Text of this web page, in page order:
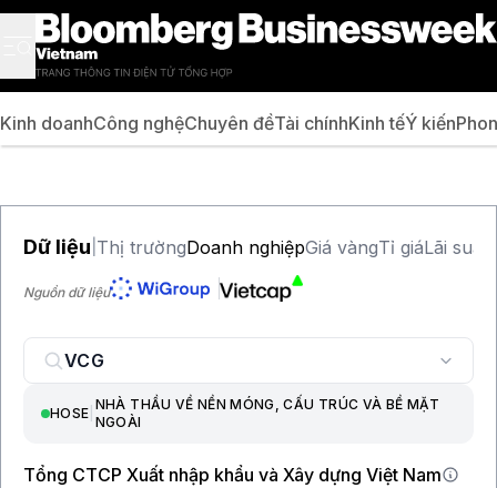
Kinh doanhCông nghệChuyên đềTài chínhKinh tếÝ kiến
Dữ liệu Thị trườngDoanh nghiệpGiá vàngTỉ giáLãi suất
Nguồn dữ liệu
HOSE
NHÀ THẦU VỀ NỀN MÓNG, CẤU TRÚC VÀ BỀ MẶT
NGOÀI
Tổng CTCP Xuất nhập khẩu và Xây dựng Việt Nam